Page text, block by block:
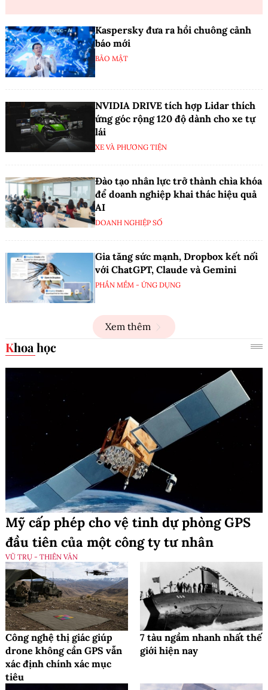
Kaspersky đưa ra hồi chuông cảnh
báo mới
BẢO MẬT
NVIDIA DRIVE tích hợp Lidar thích
ứng góc rộng 120 độ dành cho xe tự
lái
XE VÀ PHƯƠNG TIỆN
Đào tạo nhân lực trở thành chìa khóa
để doanh nghiệp khai thác hiệu quả
AI
DOANH NGHIỆP SỐ
Gia tăng sức mạnh, Dropbox kết nối
với ChatGPT, Claude và Gemini
PHẦN MỀM - ỨNG DỤNG
Xem thêm
Khoa học
Mỹ cấp phép cho vệ tinh dự phòng GPS
đầu tiên của một công ty tư nhân
VŨ TRỤ - THIÊN VĂN
Công nghệ thị giác giúp
drone không cần GPS vẫn
xác định chính xác mục
tiêu
7 tàu ngầm nhanh nhất thế
giới hiện nay